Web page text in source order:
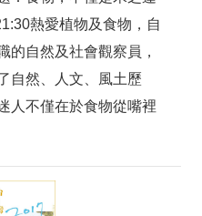
熱愛植物及食物，自
的自然及社會觀察員，
自然、人文、風土歷
人不僅在於食物從嘴裡